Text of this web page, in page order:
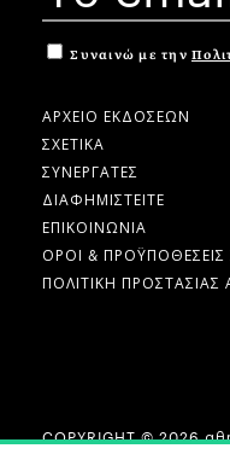
Συναινώ με την
ΑΡΧΕΙΟ ΕΚΔΟΣΕΩΝ
ΣΧΕΤΙΚΑ
ΣΥΝΕΡΓΑΤΕΣ
ΔΙΑΦΗΜΙΣΤΕΙΤΕ
ΕΠΙΚΟΙΝΩΝΙΑ
ΟΡΟΙ &
ΠΟΛΙΤΙΚΗ
COPYRIGHT © 2026